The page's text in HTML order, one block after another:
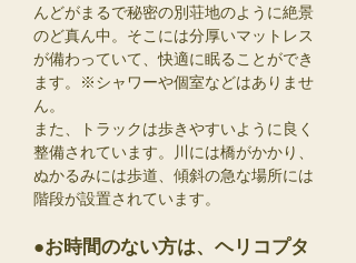
んどがまるで秘密の別荘地のように絶景
のど真ん中。そこには分厚いマットレス
が備わっていて、快適に眠ることができ
ます。※シャワーや個室などはありませ
ん。
また、トラックは歩きやすいように良く
整備されています。川には橋がかかり、
ぬかるみには歩道、傾斜の急な場所には
階段が設置されています。
●お時間のない方は、ヘリコプタ